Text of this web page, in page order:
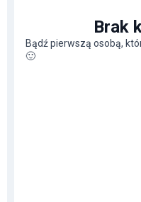
Brak
Bądź pierwszą osobą,
🙂